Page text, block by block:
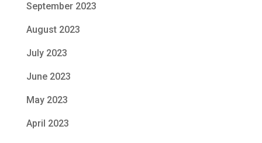
September 2023
August 2023
July 2023
June 2023
May 2023
April 2023